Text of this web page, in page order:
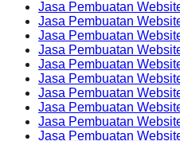
Jasa Pembuatan
Jasa Pembuatan
Jasa Pembuatan
Jasa Pembuatan
Jasa Pembuatan
Jasa Pembuatan
Jasa Pembuatan
Jasa Pembuatan
Jasa Pembuatan
Jasa Pembuatan